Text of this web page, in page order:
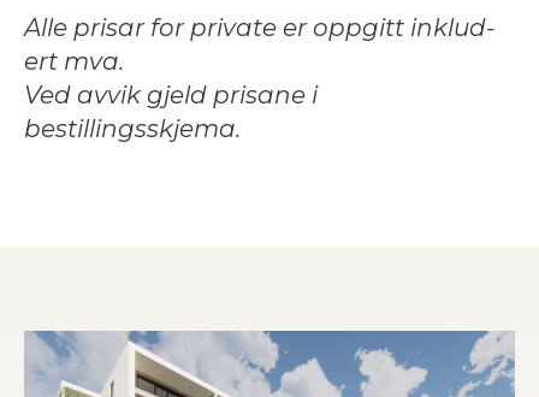
Alle pris­ar for pri­vate er oppgitt inklud­
ert mva.
Ved avvik gjeld prisane i
bestillingsskjema.